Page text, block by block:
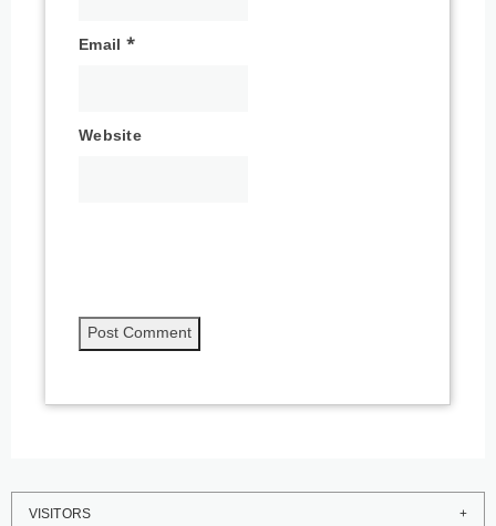
Email *
Website
VISITORS